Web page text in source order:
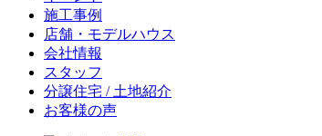
施工事例
店舗・モデルハウス
会社情報
スタッフ
分譲住宅 / 土地紹介
お客様の声